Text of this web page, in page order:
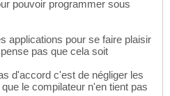
pouvoir programmer sous
applications pour se faire plaisir
pas que cela soit
d'accord c'est de négliger les
le compilateur n'en tient pas